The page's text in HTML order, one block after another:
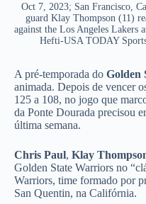
Oct 7, 2023; San Francisco,
guard Klay Thompson (11)
against the Los Angeles Lakers
Hefti-USA TODAY
A pré-temporada do Golden
animada. Depois de vencer
125 a 108, no jogo que
da Ponte Dourada precisou
última semana.
Chris Paul, Klay
Golden State Warriors no
Warriors, time formado por
San Quentin, na Califórnia.